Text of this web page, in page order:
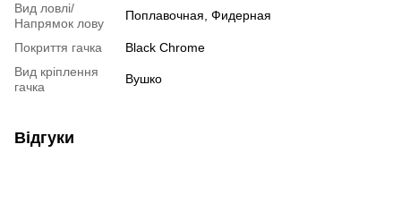
Вид ловлі/
Напрямок лову
Поплавочная, Фидерная
Покриття гачка
Black Chrome
Вид кріплення
гачка
Вушко
Відгуки